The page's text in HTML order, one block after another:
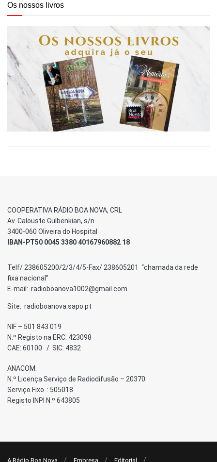
Os nossos livros
COOPERATIVA RÁDIO BOA NOVA, CRL
Av. Calouste Gulbenkian, s/n
3400-060 Oliveira do Hospital
IBAN-PT50 0045 3380 40167960882 18
Telf/ 238605200/2/3/4/5-Fax/ 238605201 “chamada da rede
fixa nacional”
E-mail: radioboanova1002@gmail.com
Site: radioboanova.sapo.pt
NIF – 501 843 019
N.º Registo na ERC: 423098
CAE: 60100 / SIC: 4832
ANACOM:
N.º Licença Serviço de Radiodifusão – 20370
Serviço Fixo : 505018
Registo INPI N.º 643805
A Rádio Boa Nova Empresa Editorial